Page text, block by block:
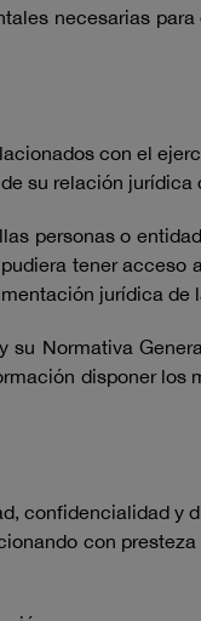
necesarias
con el
su relación jurídica
personas o
tener
jurídica de
Normativa
disponer
confidencialidad
con